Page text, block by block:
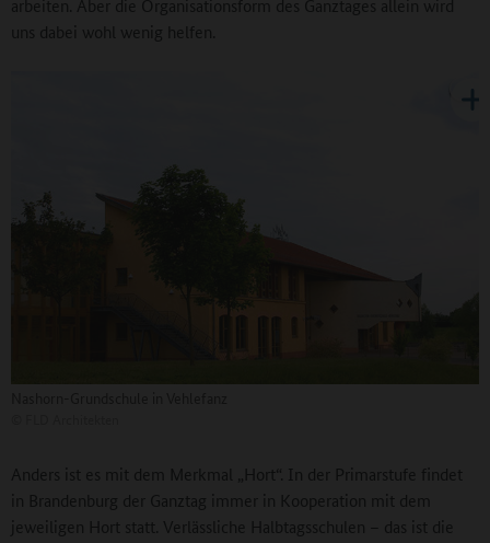
arbeiten. Aber die Organisationsform des Ganztages allein wird
uns dabei wohl wenig helfen.
Anders ist es mit dem Merkmal „Hort“. In der Primarstufe findet
in Brandenburg der Ganztag immer in Kooperation mit dem
jeweiligen Hort statt. Verlässliche Halbtagsschulen – das ist die